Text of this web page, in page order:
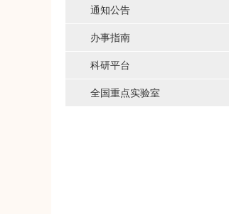
通知公告
办事指南
科研平台
全国重点实验室